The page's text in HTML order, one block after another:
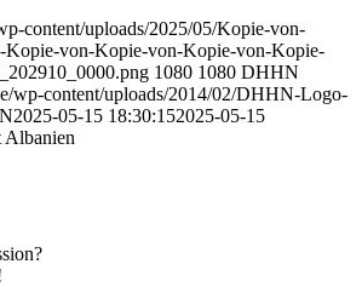
content/uploads/2025/05/Kopie-von-
von-Kopie-von-Kopie-von-Kopie-
1080 1080 DHHN
wp-content/uploads/2014/02/DHHN-Logo-
2025-05-15 18:30:152025-05-15
Albanien